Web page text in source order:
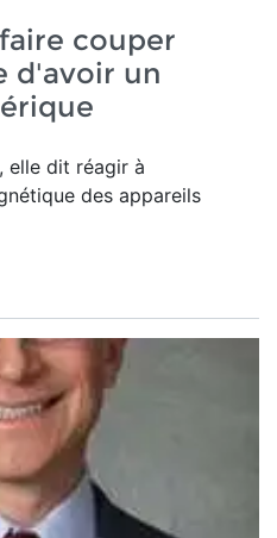
couper
d'avoir un
elle dit réagir à
des appareils